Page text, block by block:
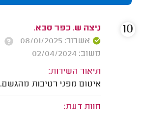
ניצה ש. כפר סבא.
אשרור: 08/01/2025
משוב: 02/04/2024
תיאור השירות:
איטום מפני רטיבות מהגשם.
חוות דעת:
10